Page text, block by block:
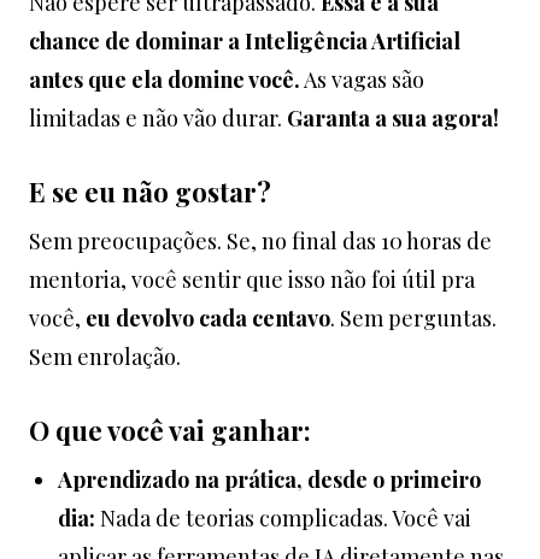
chance de dominar a Inteligência Artificial
antes que ela domine você.As vagas são
limitadas e não vão durar. Garanta a sua agora!
E se eu não gostar?
Sem preocupações. Se, no final das 10 horas de
mentoria, você sentir que isso não foi útil pra
você, eu devolvo cada centavo. Sem perguntas.
Sem enrolação.
O que você vai ganhar:
Aprendizado na prática, desde o primeiro
dia: Nada de teorias complicadas. Você vai